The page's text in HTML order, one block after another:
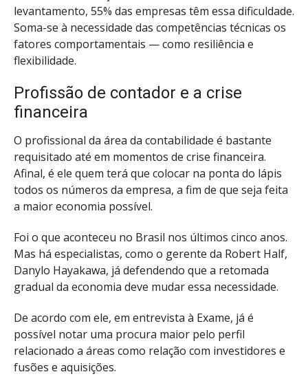
levantamento, 55% das empresas têm essa dificuldade.
Soma-se à necessidade das competências técnicas os
fatores comportamentais — como resiliência e
flexibilidade.
Profissão de contador e a crise
financeira
O profissional da área da contabilidade é bastante
requisitado até em momentos de crise financeira.
Afinal, é ele quem terá que colocar na ponta do lápis
todos os números da empresa, a fim de que seja feita
a maior economia possível.
Foi o que aconteceu no Brasil nos últimos cinco anos.
Mas há especialistas, como o gerente da Robert Half,
Danylo Hayakawa, já defendendo que a retomada
gradual da economia deve mudar essa necessidade.
De acordo com ele, em entrevista à Exame, já é
possível notar uma procura maior pelo perfil
relacionado a áreas como relação com investidores e
fusões e aquisições.